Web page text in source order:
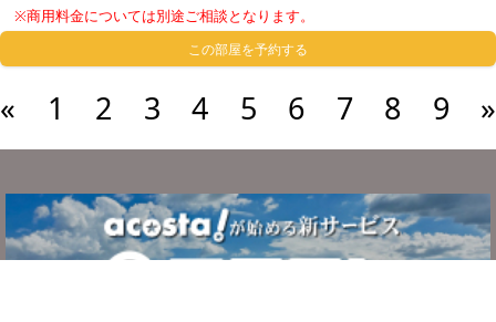
※商用料金については別途ご相談となります。
この部屋を予約する
« 1 2 3 4 5 6 7 8 9 »